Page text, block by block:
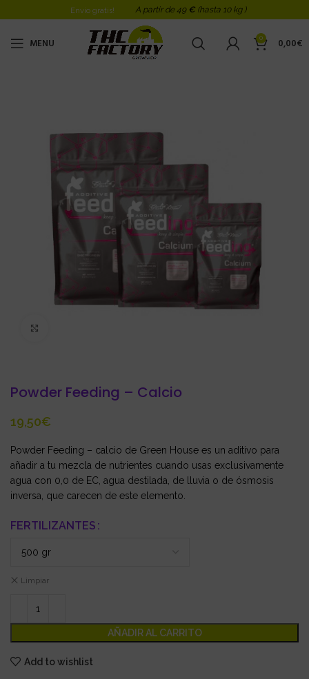
Envio gratis! A partir de 49 € (hasta 10 kg )
MENU 0 0,00€
Powder Feeding – Calcio
€
Powder Feeding – calcio de Green House es un aditivo para
añadir a tu mezcla de nutrientes cuando usas exclusivamente
agua con 0,0 de EC, agua destilada, de lluvia o de ósmosis
inversa, que carecen de este elemento.
FERTILIZANTES
Limpiar
AÑADIR AL CARRITO
Add to wishlist